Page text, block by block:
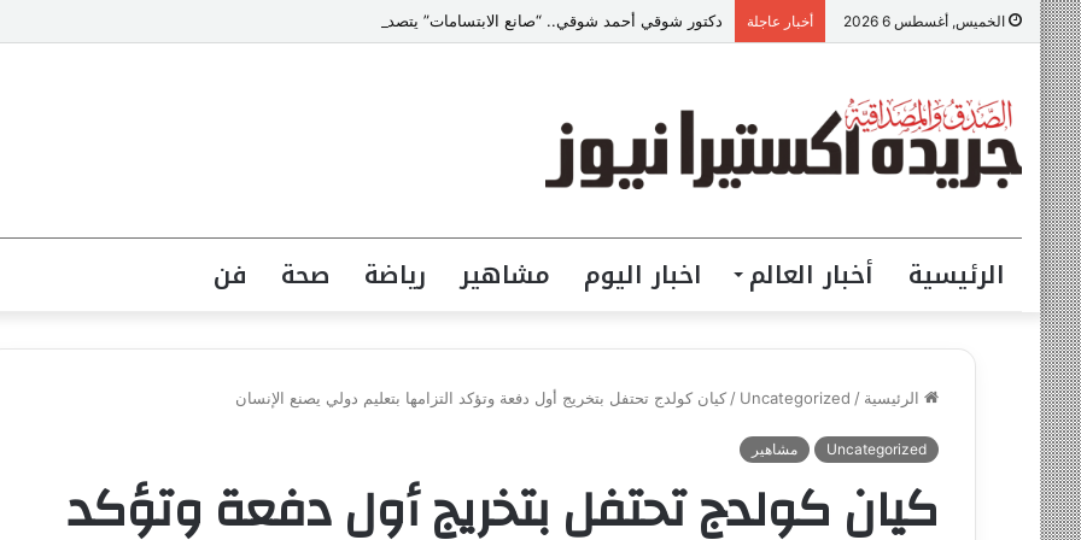
الخميس, أغسطس 6 2026 أخبار عاجلة دكتور شوقي أحمد شوقي.. “صانع الابتسامات” يتصدر قائمة أشهر أطباء تجميل الأسنان في مصر
الرئيسية أخبار العالم اخبار اليوم مشاهير رياضة صحة فن
الرئيسية /
Uncategorized
/ كيان كولدج تحتفل بتخريج أول دفعة وتؤكد التزامها بتعليم دولي يصنع الإنسان
Uncategorized مشاهير
كيان كولدج تحتفل بتخريج أول دفعة وتؤكد